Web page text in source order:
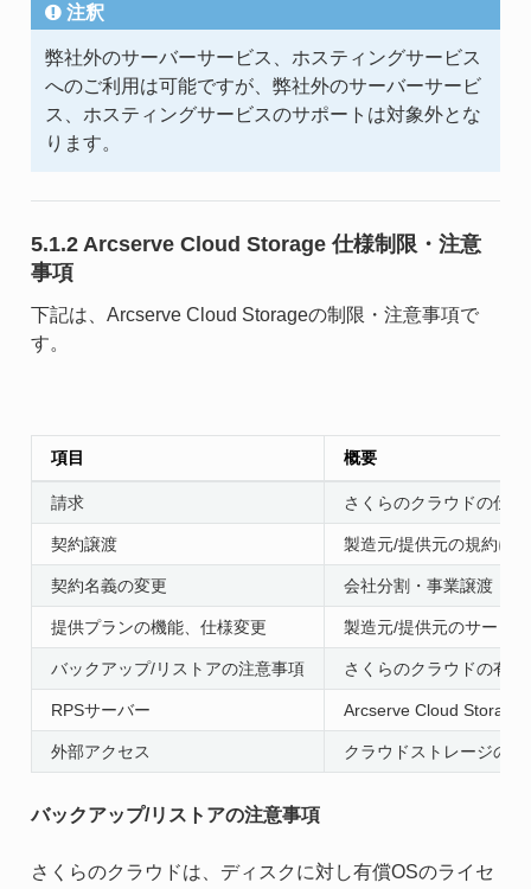
注釈
弊社外のサーバーサービス、ホスティングサービス
へのご利用は可能ですが、弊社外のサーバーサービ
ス、ホスティングサービスのサポートは対象外とな
ります。
5.1.2 Arcserve Cloud Storage 仕様制限・注意
事項
下記は、Arcserve Cloud Storageの制限・注意事項で
す。
項目 概要
請求 さくらのクラウドの仕
契約譲渡 製造元/提供元の規約に
契約名義の変更 会社分割・事業譲渡・
提供プランの機能、仕様変更 製造元/提供元のサービ
バックアップ/リストアの注意事項 さくらのクラウドの有
RPSサーバー Arcserve Cloud Storage
外部アクセス クラウドストレージの
バックアップ/リストアの注意事項
さくらのクラウドは、ディスクに対し有償OSのライセ